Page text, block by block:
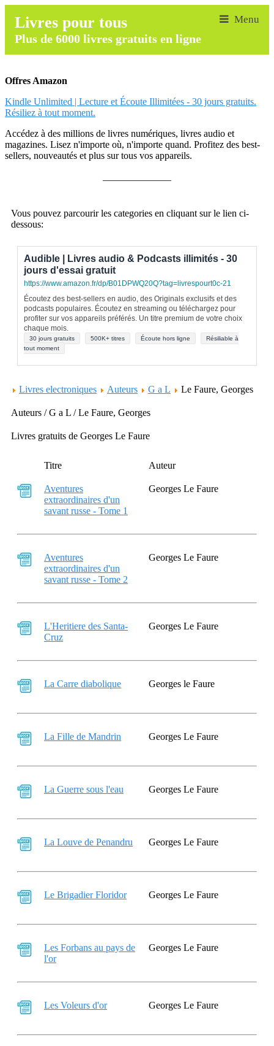
Livres pour tous
Plus de 6000 livres gratuits en ligne
Offres Amazon
Kindle Unlimited | Lecture et Écoute Illimitées - 30 jours gratuits.
Résiliez à tout moment.
Accédez à des millions de livres numériques, livres audio et
magazines. Lisez n'importe où, n'importe quand. Profitez des best-
sellers, nouveautés et plus sur tous vos appareils.
Vous pouvez parcourir les categories en cliquant sur le lien ci-
dessous:
Audible | Livres audio & Podcasts illimités - 30
jours d'essai gratuit
https://www.amazon.fr/dp/B01DPWQ20Q?tag=livrespourt0c-21
Écoutez des best-sellers en audio, des Originals exclusifs et des
podcasts populaires. Écoutez en streaming ou téléchargez pour
profiter sur vos appareils préférés. Un titre premium de votre choix
chaque mois.
30 jours gratuits 500K+ titres Écoute hors ligne
Résiliable à
tout moment
Livres electroniques Auteurs G a L Le Faure, Georges
Auteurs / G a L / Le Faure, Georges
Livres gratuits de Georges Le Faure
Titre Auteur
Aventures
extraordinaires d'un
savant russe - Tome 1
Georges Le Faure
Aventures
extraordinaires d'un
savant russe - Tome 2
Georges Le Faure
L'Heritiere des Santa-
Cruz
Georges Le Faure
La Carre diabolique Georges le Faure
La Fille de Mandrin Georges Le Faure
La Guerre sous l'eau Georges Le Faure
La Louve de Penandru Georges Le Faure
Le Brigadier Floridor Georges Le Faure
Les Forbans au pays de
l'or
Georges Le Faure
Les Voleurs d'or Georges Le Faure